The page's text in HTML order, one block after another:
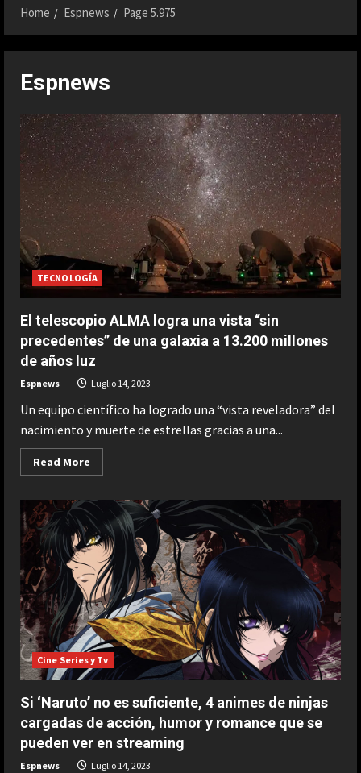
Home Espnews Page 5.975
Espnews
TECNOLOGÍA
El telescopio ALMA logra una vista “sin
precedentes” de una galaxia a 13.200 millones
de años luz
Espnews Luglio 14, 2023
Un equipo científico ha logrado una “vista reveladora” del
nacimiento y muerte de estrellas gracias a una...
Read More
more
telescopio
ALMA
logra
una
vista
“sin
precedentes”
de
una
galaxia
a
13.200
millones
de
años
luz
Cine Series y Tv
Si ‘Naruto’ no es suficiente, 4 animes de ninjas
cargadas de acción, humor y romance que se
pueden ver en streaming
Espnews Luglio 14, 2023